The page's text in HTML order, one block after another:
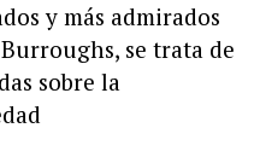
y más admirados
se trata de
sobre la